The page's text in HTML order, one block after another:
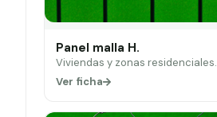
Panel malla H.
Viviendas y zonas residenciales.
Ver ficha